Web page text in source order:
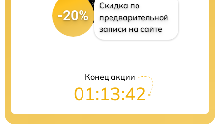
-20%
Скидка по
предварительной
записи на сайте
Конец акции
01:13:41